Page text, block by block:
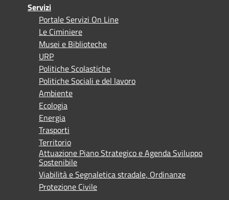
Servizi
Portale Servizi On Line
Le Ciminiere
Musei e Biblioteche
URP
Politiche Scolastiche
Politiche Sociali e del lavoro
Ambiente
Ecologia
Energia
Trasporti
Territorio
Attuazione Piano Strategico e Agenda Sviluppo
Sostenibile
Viabilità e Segnaletica stradale, Ordinanze
Protezione Civile